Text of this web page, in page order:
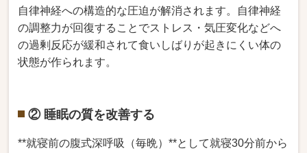
自律神経への構造的な圧迫が解消されます。自律神経
の調整力が回復することでストレス・気圧変化などへ
の過剰反応が緩和されて食いしばりが起きにくい体の
状態が作られます。
② 睡眠の質を改善する
**就寝前の腹式深呼吸（毎晩）**として就寝30分前から